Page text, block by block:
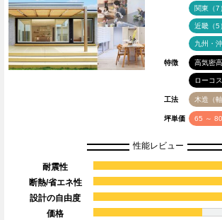
関東（7
近畿（5
九州・
特徴 高気密
ローコ
工法 木造（
坪単価 65 ～
性能レビュー
耐震性
断熱/省エネ性
設計の自由度
価格